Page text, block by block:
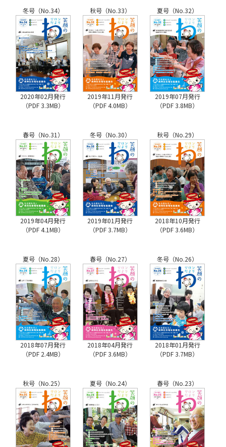
冬号（No.34）
2020年02月発行
（PDF 3.3MB）
秋号（No.33）
2019年11月発行
（PDF 4.0MB）
夏号（No.32）
2019年07月発行
（PDF 3.8MB）
春号（No.31）
2019年04月発行
（PDF 4.1MB）
冬号（No.30）
2019年01月発行
（PDF 3.7MB）
秋号（No.29）
2018年10月発行
（PDF 3.6MB）
夏号（No.28）
2018年07月発行
（PDF 2.4MB）
春号（No.27）
2018年04月発行
（PDF 3.6MB）
冬号（No.26）
2018年01月発行
（PDF 3.7MB）
秋号（No.25） 夏号（No.24） 春号（No.23）